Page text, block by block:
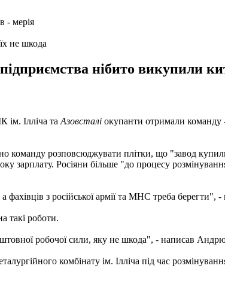
не шкода
нібито викупили
ім. Ілліча та Азовсталі окупанти отримали команду
команду розповсюджувати плітки, що "завод
зарплату. Росіяни більше "до процесу
з російської армії та МНС треба
такі роботи.
робочої сили, яку не шкода", - написав
комбінату ім. Ілліча під час